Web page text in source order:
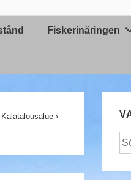
Fiskerinäringen
›